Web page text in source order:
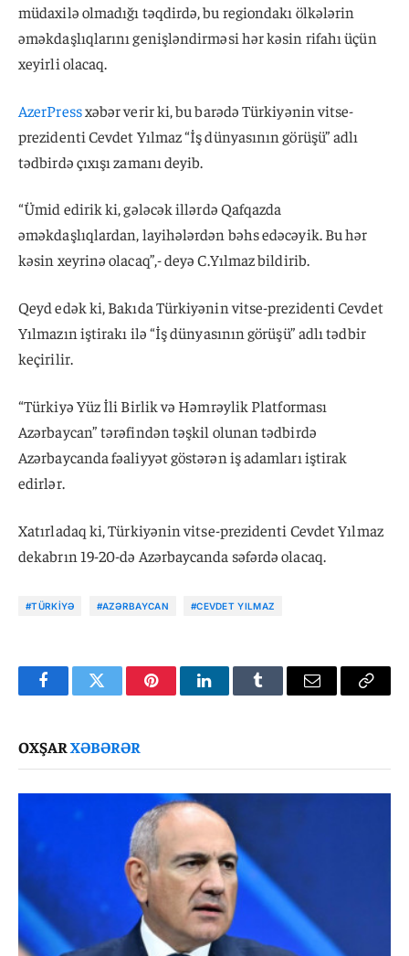
müdaxilə olmadığı təqdirdə, bu regiondakı ölkələrin
əməkdaşlıqlarını genişləndirməsi hər kəsin rifahı üçün
xeyirli olacaq.
AzerPressxəbər verir ki, bu barədə Türkiyənin vitse-
prezidenti Cevdet Yılmaz “İş dünyasının görüşü” adlı
tədbirdə çıxışı zamanı deyib.
“Ümid edirik ki, gələcək illərdə Qafqazda
əməkdaşlıqlardan, layihələrdən bəhs edəcəyik. Bu hər
kəsin xeyrinə olacaq”,- deyə C.Yılmaz bildirib.
Qeyd edək ki, Bakıda Türkiyənin vitse-prezidenti Cevdet
Yılmazın iştirakı ilə “İş dünyasının görüşü” adlı tədbir
keçirilir.
“Türkiyə Yüz İli Birlik və Həmrəylik Platforması
Azərbaycan” tərəfindən təşkil olunan tədbirdə
Azərbaycanda fəaliyyət göstərən iş adamları iştirak
edirlər.
Xatırladaq ki, Türkiyənin vitse-prezidenti Cevdet Yılmaz
dekabrın 19-20-də Azərbaycanda səfərdə olacaq.
#TÜRKIYƏ #AZƏRBAYCAN #CEVDET YILMAZ
FacebookTwitter PinterestLinkedInTumblr Email
Copy
OXŞARXƏBƏRƏR